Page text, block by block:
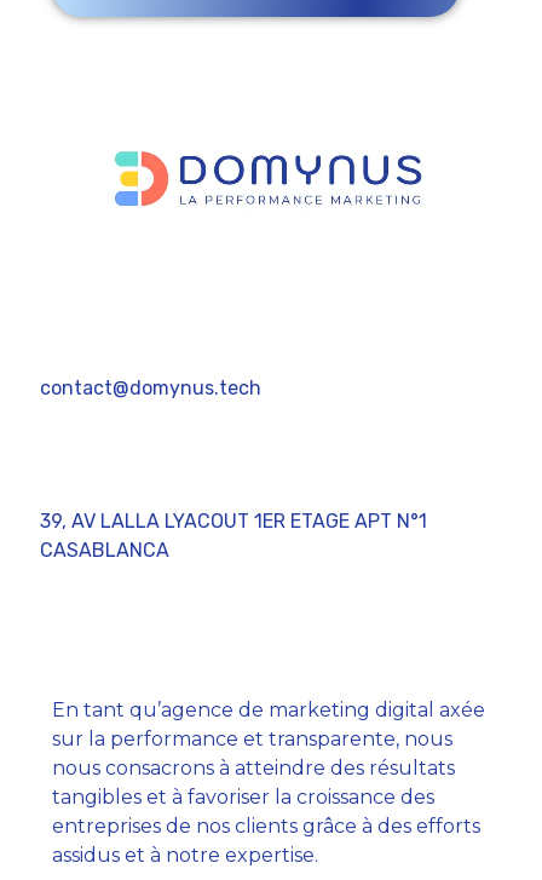
contact@domynus.tech
39, AV LALLA LYACOUT 1ER ETAGE APT N°1
CASABLANCA
En tant qu’agence de marketing digital axée
sur la performance et transparente, nous
nous consacrons à atteindre des résultats
tangibles et à favoriser la croissance des
entreprises de nos clients grâce à des efforts
assidus et à notre expertise.